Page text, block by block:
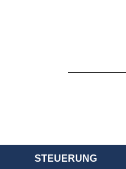
STEUERUNG